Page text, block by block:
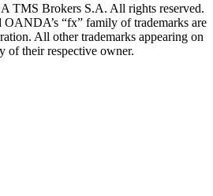
TMS Brokers S.A. All rights reserved.
“fx” family of trademarks are
All other trademarks appearing on
of their respective owner.